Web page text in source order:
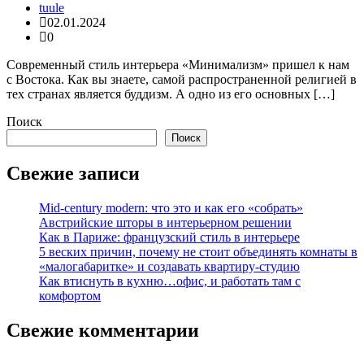
tuule
02.01.2024
0
Современный стиль интерьера «Минимализм» пришел к нам
с Востока. Как вы знаете, самой распространенной религией в
тех странах является буддизм. А одно из его основных […]
Поиск
Поиск
Свежие записи
Mid-century modern: что это и как его «собрать»
Австрийские шторы в интерьерном решении
Как в Париже: французский стиль в интерьере
5 веских причин, почему не стоит объединять комнаты в
«малогабаритке» и создавать квартиру-студию
Как втиснуть в кухню…офис, и работать там с
комфортом
Свежие комментарии